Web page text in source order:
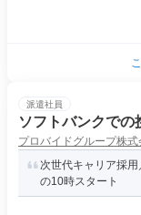
派遣社員
ソフトバンクでの
プロバイドグループ株式
次世代キャリア採
の10時スタート